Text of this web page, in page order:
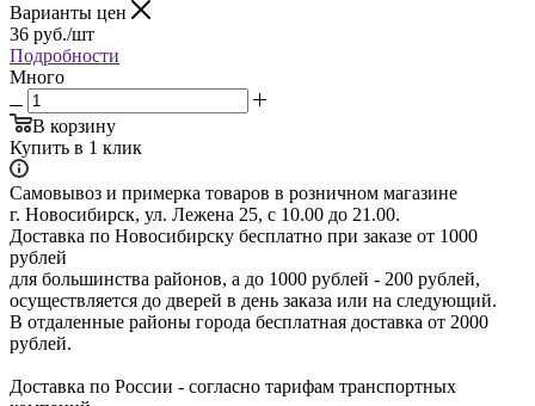
Варианты цен
36 руб./шт
Подробности
Много
В корзину
Купить в 1 клик
Самовывоз и примерка товаров в розничном магазине
г. Новосибирск, ул. Лежена 25, с 10.00 до 21.00.
Доставка по Новосибирску бесплатно при заказе от 1000
рублей
для большинства районов, а до 1000 рублей - 200 рублей,
осуществляется до дверей в день заказа или на следующий.
В отдаленные районы города бесплатная доставка от 2000
рублей.
Доставка по России - согласно тарифам транспортных